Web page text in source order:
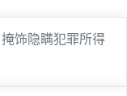
饰隐瞒犯罪所得